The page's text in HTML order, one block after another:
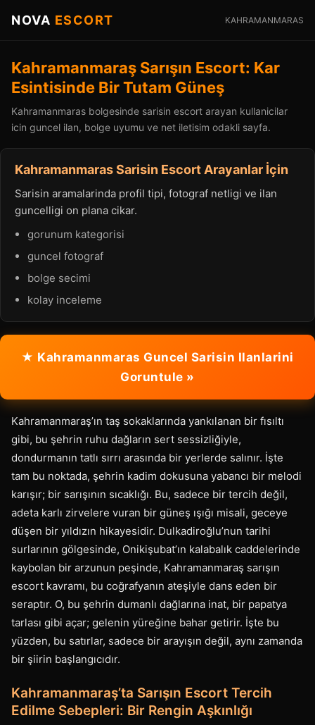
NOVA ESCORT KAHRAMANMARAS
Kahramanmaraş Sarışın Escort: Kar
Esintisinde Bir Tutam Güneş
Kahramanmaras bolgesinde sarisin escort arayan kullanicilar
icin guncel ilan, bolge uyumu ve net iletisim odakli sayfa.
Kahramanmaras Sarisin Escort Arayanlar İçin
Sarisin aramalarinda profil tipi, fotograf netligi ve ilan
guncelligi on plana cikar.
gorunum kategorisi
guncel fotograf
bolge secimi
kolay inceleme
★ Kahramanmaras Guncel Sarisin Ilanlarini
Goruntule »
Kahramanmaraş’ın taş sokaklarında yankılanan bir fısıltı
gibi, bu şehrin ruhu dağların sert sessizliğiyle,
dondurmanın tatlı sırrı arasında bir yerlerde salınır. İşte
tam bu noktada, şehrin kadim dokusuna yabancı bir melodi
karışır; bir sarışının sıcaklığı. Bu, sadece bir tercih değil,
adeta karlı zirvelere vuran bir güneş ışığı misali, geceye
düşen bir yıldızın hikayesidir. Dulkadiroğlu’nun tarihi
surlarının gölgesinde, Onikişubat’ın kalabalık caddelerinde
kaybolan bir arzunun peşinde, Kahramanmaraş sarışın
escort kavramı, bu coğrafyanın ateşiyle dans eden bir
seraptır. O, bu şehrin dumanlı dağlarına inat, bir papatya
tarlası gibi açar; gelenin yüreğine bahar getirir. İşte bu
yüzden, bu satırlar, sadece bir arayışın değil, aynı zamanda
bir şiirin başlangıcıdır.
Kahramanmaraş’ta Sarışın Escort Tercih
Edilme Sebepleri: Bir Rengin Aşkınlığı